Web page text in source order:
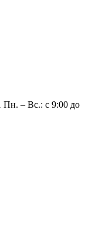
Пн. – Вс.: с 9:00 до